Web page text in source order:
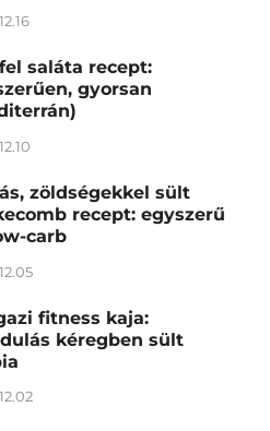
saláta recept:
gyorsan
zöldségekkel sült
recept: egyszerű
carb
fitness kaja:
kéregben sült